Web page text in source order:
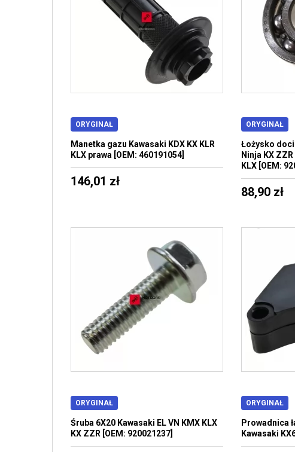
ORYGINAŁ
Manetka gazu Kawasaki KDX KX KLR
KLX prawa [OEM: 460191054]
146,01 zł
ORYGINAŁ
Łożysko
Ninja KX ZZR
KLX [OEM:
88,90 zł
ORYGINAŁ
Śruba 6X20 Kawasaki EL VN KMX KLX
KX ZZR [OEM: 920021237]
ORYGINAŁ
Prowadnica
Kawasaki